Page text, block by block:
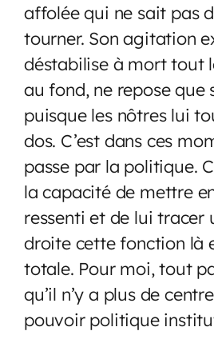
affolée qui ne sait pas
tourner. Son agitation
déstabilise à mort tout
au fond, ne repose que
puisque les nôtres lui
dos. C’est dans ces
passe par la politique.
la capacité de mettre
ressenti et de lui tracer
droite cette fonction là
totale. Pour moi, tout
qu’il n’y a plus de
pouvoir politique